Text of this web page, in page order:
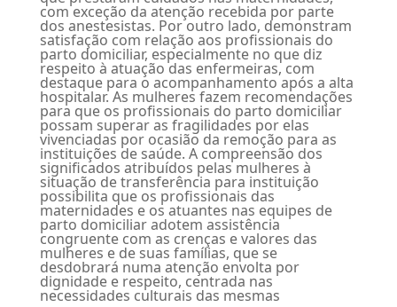
com exceção da atenção recebida por parte
dos anestesistas. Por outro lado, demonstram
satisfação com relação aos profissionais do
parto domiciliar, especialmente no que diz
respeito à atuação das enfermeiras, com
destaque para o acompanhamento após a alta
hospitalar. As mulheres fazem recomendações
para que os profissionais do parto domiciliar
possam superar as fragilidades por elas
vivenciadas por ocasião da remoção para as
instituições de saúde. A compreensão dos
significados atribuídos pelas mulheres à
situação de transferência para instituição
possibilita que os profissionais das
maternidades e os atuantes nas equipes de
parto domiciliar adotem assistência
congruente com as crenças e valores das
mulheres e de suas famílias, que se
desdobrará numa atenção envolta por
dignidade e respeito, centrada nas
necessidades culturais das mesmas